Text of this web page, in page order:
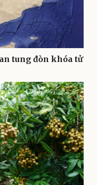
- Xe máy
tô
máy
vấn
tung đòn khóa tử